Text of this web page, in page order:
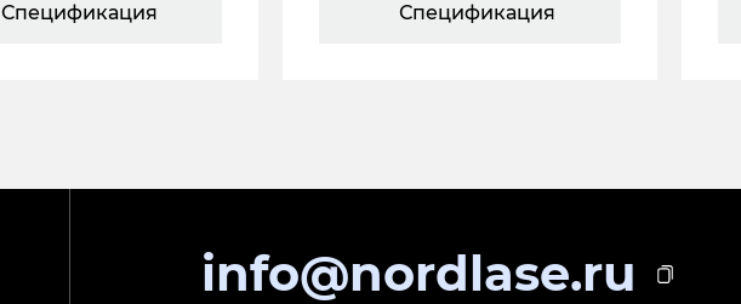
Спецификация Спецификация
info@nordlase.ru